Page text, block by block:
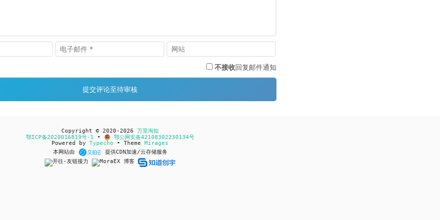
不接收回复邮件通知
Copyright © 2020-2026 万里淘知
鄂ICP备2020016819号-1 •
鄂公网安备42108302230134号
Powered by Typecho • Theme Mirages
本网站由
提供CDN加速/云存储服务